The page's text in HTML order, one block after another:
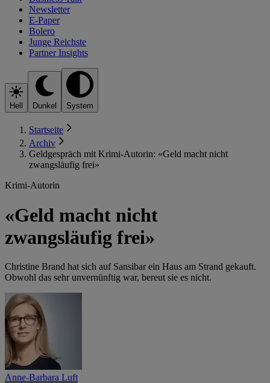
Newsletter
E-Paper
Bolero
Junge Reichste
Partner Insights
Hell Dunkel System
Startseite
Archiv
Geldgespräch mit Krimi-Autorin: «Geld macht nicht
zwangsläufig frei»
Krimi-Autorin
«Geld macht nicht
zwangsläufig frei»
Christine Brand hat sich auf Sansibar ein Haus am Strand gekauft.
Obwohl das sehr unvernünftig war, bereut sie es nicht.
Anne-Barbara Luft